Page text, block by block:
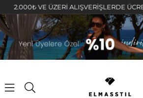
VE ÜZERİ ALIŞVERİŞLERDE ÜCRETSİZ